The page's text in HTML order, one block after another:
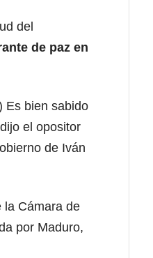
del
de paz en
Es bien sabido
el opositor
de Iván
la Cámara de
por Maduro,